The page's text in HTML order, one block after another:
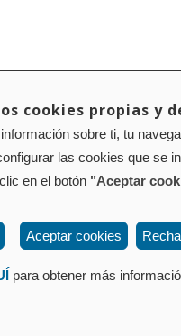
de privacidad Política de
de Sarasate nº 38, 2º
cookies propias y
sobre ti, tu
las cookies que se
en el botón "Aceptar
Aceptar cookies
para obtener más